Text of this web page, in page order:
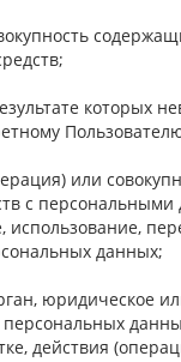
которых
или
с
данных;
юридическое
действия